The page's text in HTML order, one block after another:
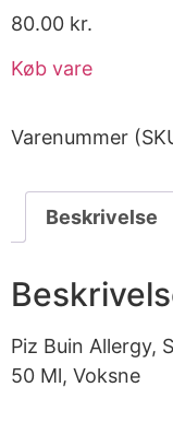
80.00 kr.
Køb vare
Varenummer
Beskrivelse
Piz Buin Allergy,
50 Ml, Voksne